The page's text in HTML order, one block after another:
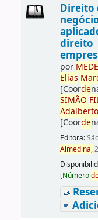
Direito
direito
por MEDE
Elias
[Coorde
SIMÃO
Adalberto
[Coorde
Editora:
Almedina,
[Número